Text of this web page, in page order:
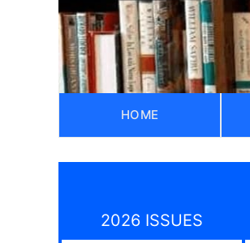
HOME
2026 ISSUES